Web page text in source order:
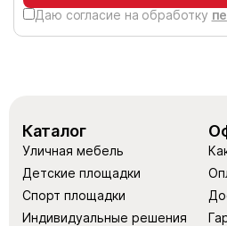
Даю согласие на обработку
Каталог
Уличная мебель
Детские площадки
Спорт площадки
Индивидуальные решения